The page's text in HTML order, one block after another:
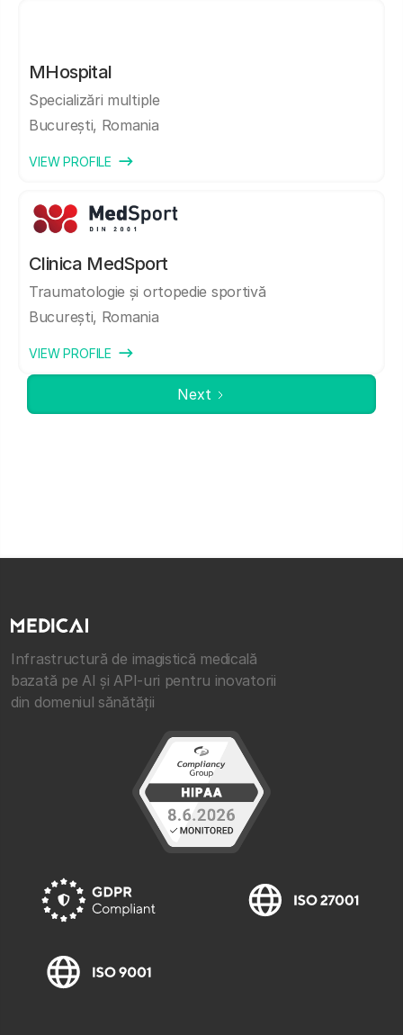
MHospital
Specializări multiple
București, Romania
VIEW PROFILE
Clinica MedSport
Traumatologie și ortopedie sportivă
București, Romania
VIEW PROFILE
Next
Infrastructură de imagistică medicală
bazată pe AI și API-uri pentru inovatorii
din domeniul sănătății